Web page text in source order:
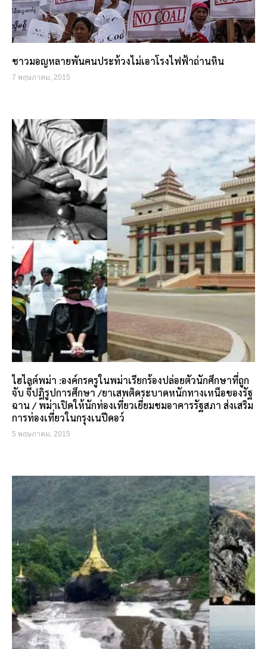
ชาวมอญหลายพันคนประท้วงไม่เอาโรงไฟฟ้าถ่านหิน
7 พฤษภาคม, 2015
ไฮไลต์พม่า :องค์กรครูในพม่าเรียกร้องปล่อยตัวนักศึกษาที่ถูก
จับ จี้ปฎิรูปการศึกษา /ยาเสพติดระบาดหนักทางเหนือของรัฐ
ฉาน / พม่าเปิดให้นักท่องเที่ยวเยี่ยมชมอาคารรัฐสภา ส่งเสริม
การท่องเที่ยวในกรุงเนปีดอว์
5 พฤษภาคม, 2015